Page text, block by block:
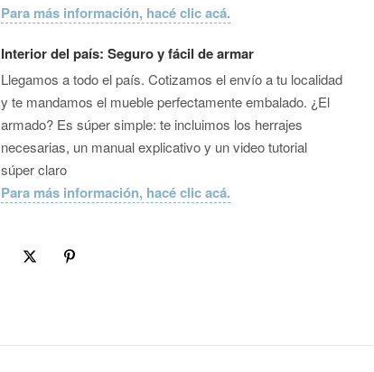
Para más información, hacé clic acá.
Interior del país: Seguro y fácil de armar
Llegamos a todo el país. Cotizamos el envío a tu localidad
y te mandamos el mueble perfectamente embalado. ¿El
armado? Es súper simple: te incluimos los herrajes
necesarias, un manual explicativo y un video tutorial
súper claro
Para más información, hacé clic acá.